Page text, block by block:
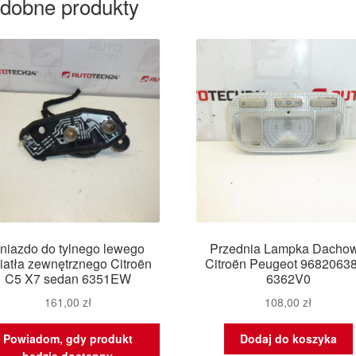
produkty
do tylnego lewego
zewnętrznego Citroën
C5 X7 sedan 6351EW
161,00 zł
Powiadom, gdy produkt
Przednia Lampka
Citroën Peugeot
6362V0
108,00zł
Dodaj do koszyka